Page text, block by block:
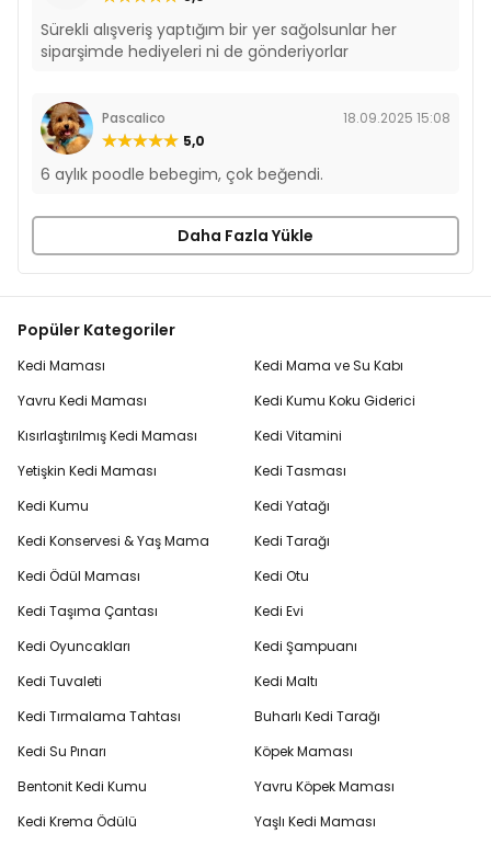
Sürekli alışveriş yaptığım bir yer sağolsunlar her
siparşimde hediyeleri ni de gönderiyorlar
Pascalico
18.09.2025 15:08
5,0
6 aylık poodle bebegim, çok beğendi.
Daha Fazla Yükle
Popüler Kategoriler
Kedi Maması
Yavru Kedi Maması
Kısırlaştırılmış Kedi Maması
Yetişkin Kedi Maması
Kedi Kumu
Kedi Konservesi & Yaş Mama
Kedi Ödül Maması
Kedi Taşıma Çantası
Kedi Oyuncakları
Kedi Tuvaleti
Kedi Tırmalama Tahtası
Kedi Su Pınarı
Bentonit Kedi Kumu
Kedi Krema Ödülü
Kedi Mama ve Su Kabı
Kedi Kumu Koku Giderici
Kedi Vitamini
Kedi Tasması
Kedi Yatağı
Kedi Tarağı
Kedi Otu
Kedi Evi
Kedi Şampuanı
Kedi Maltı
Buharlı Kedi Tarağı
Köpek Maması
Yavru Köpek Maması
Yaşlı Kedi Maması